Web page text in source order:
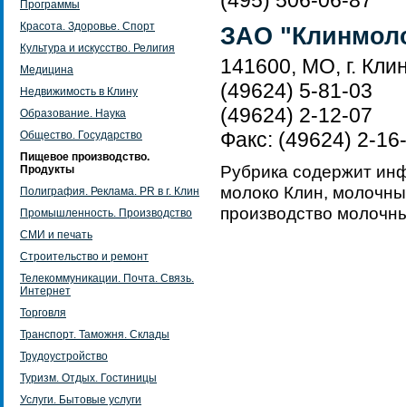
Программы
Красота. Здоровье. Спорт
Культура и искусство. Религия
Медицина
Недвижимость в Клину
Образование. Наука
Общество. Государство
Пищевое производство.
Продукты
Полиграфия. Реклама. PR в г. Клин
Промышленность. Производство
СМИ и печать
Строительство и ремонт
Телекоммуникации. Почта. Связь.
Интернет
Торговля
Транспорт. Таможня. Склады
Трудоустройство
Туризм. Отдых. Гостиницы
Услуги. Бытовые услуги
ЗАО
141600, МО, г.
(49624) 5-81-03
(49624) 2-12-07
Факс: (49624) 2-
Рубрика содержит
молоко Клин,
производство